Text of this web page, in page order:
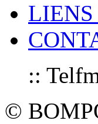
LIENS
::
©